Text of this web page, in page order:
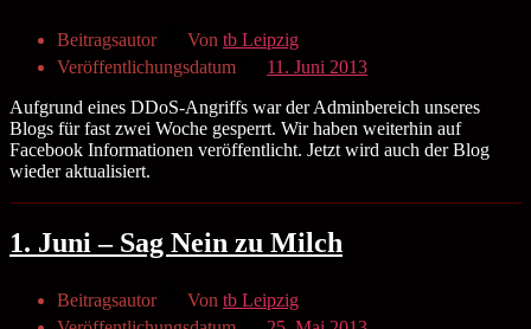
Beitragsautor Von tb Leipzig
Veröffentlichungsdatum
11. Juni 2013
Aufgrund eines DDoS-Angriffs war der Adminbereich unseres
Blogs für fast zwei Woche gesperrt. Wir haben weiterhin auf
Facebook Informationen veröffentlicht. Jetzt wird auch der Blog
wieder aktualisiert.
1. Juni – Sag Nein zu Milch
Beitragsautor Von tb Leipzig